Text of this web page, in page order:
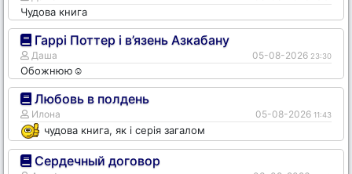
Чудова книга
Гаррі Поттер і в’язень Азкабану
Даша 05-08-2026 23:30
Обожнюю☺️
Любовь в полдень
Илона 05-08-2026 11:43
чудова книга, як і серія загалом
Сердечный договор